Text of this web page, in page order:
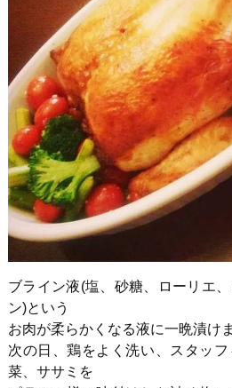
ブライン液(塩、砂糖、ローリエ
ン)という
お肉が柔らかくなる液に一晩漬けま
次の日、鶏をよく洗い、スタッ
菜、ササミを